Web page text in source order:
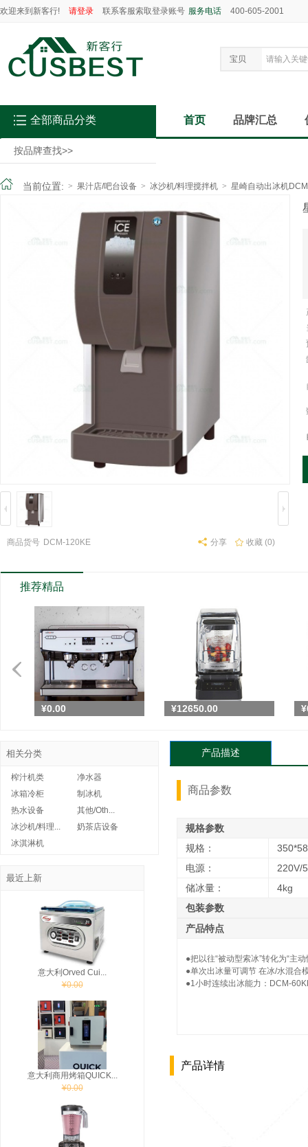
欢迎来到新客行! 请登录 联系客服索取登录账号 服务电话 400-605-2001
宝贝
按品牌查找>>
全部商品分类 首页 品牌汇总
当前位置: > 果汁店/吧台设备 > 冰沙机/料理搅拌机 > 星崎自动出冰机
商品货号 DCM-120KE 收藏 (0)
分享
推荐精品
¥0.00 ¥12650.00
¥0.00
相关分类
榨汁机类
净水器
冰箱冷柜
制冰机
热水设备
其他/Oth...
冰沙机/料理...
奶茶店设备
冰淇淋机
最近上新
¥0.00
意大利Orved Cui...
¥0.00
意大利商用烤箱QUICK...
¥0.00
产品描述
商品参数
规格参数
规格：
电源：
​220V​/
储冰量：
​4kg
包装参数
产品特点
●把以往“被动型索冰”转化为“主
●单次出冰量可调节 在冰/水混合
●1小时连续出冰能力：DCM-
产品详情